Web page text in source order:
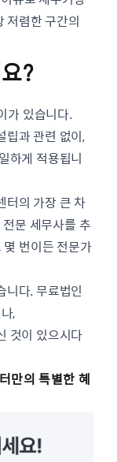
저렴한 구간의
?
가 있습니다.
립과 관련 없이,
하게 적용됩니
터의 가장 큰 차
문 세무사를 추
번이든 전문가
니다. 무료법인
,
것이 있으시다
만의 특별한 혜